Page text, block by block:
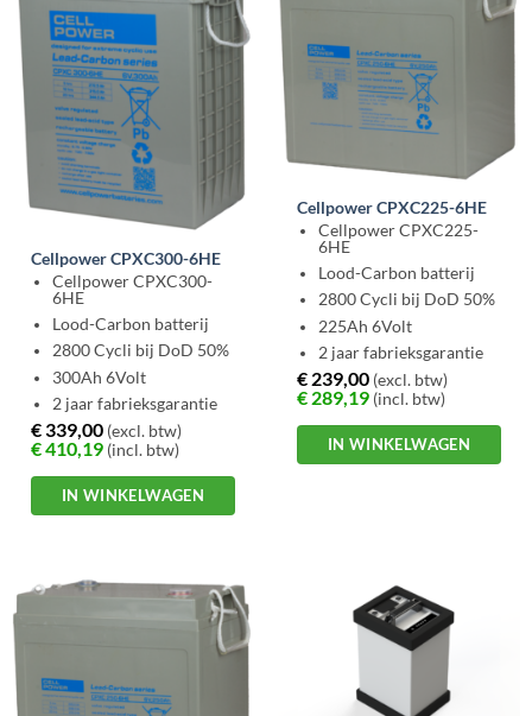
Cellpower CPXC300-6HE
Cellpower CPXC300-
6HE
Lood-Carbon batterij
2800 Cycli bij DoD 50%
300Ah 6Volt
2 jaar fabrieksgarantie
€339,00 (excl. btw)
€410,19 (incl. btw)
IN WINKELWAGEN
Cellpower CPXC225-6HE
Cellpower CPXC225-
6HE
Lood-Carbon batterij
2800 Cycli bij DoD 50%
225Ah 6Volt
2 jaar fabrieksgarantie
€ 239,00 (excl. btw)
€ 289,19 (incl. btw)
IN WINKELWAGEN